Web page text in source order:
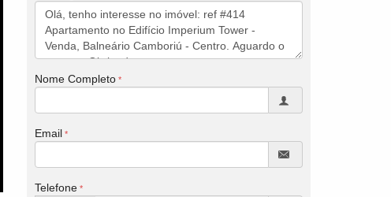
Nome Completo
Email
Telefone